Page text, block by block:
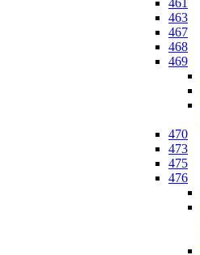
461
463
467
468
469
470
473
475
476